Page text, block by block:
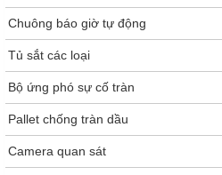
Chuông báo giờ tự động
Tủ sắt các loại
Bộ ứng phó sự cố tràn
Pallet chống tràn dầu
Camera quan sát